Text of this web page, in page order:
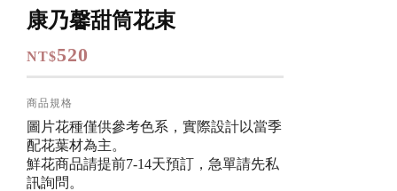
康乃馨甜筒花束
NT$520
商品規格
圖片花種僅供參考色系，實際設計以當季
配花葉材為主。
鮮花商品請提前7-14天預訂，急單請先私
訊詢問。